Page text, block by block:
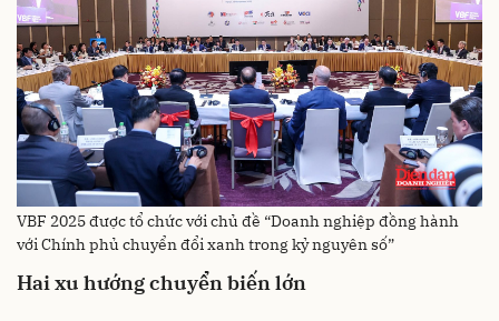
VBF 2025 được tổ chức với chủ đề “Doanh nghiệp đồng hành
với Chính phủ chuyển đổi xanh trong kỷ nguyên số”
Hai xu hướng chuyển biến lớn